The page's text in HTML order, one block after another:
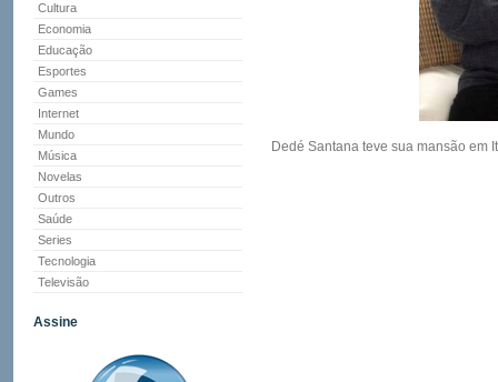
Cultura
Economia
Educação
Esportes
Games
Internet
Mundo
Música
Novelas
Outros
Saúde
Series
Tecnologia
Televisão
Assine
Dedé Santana teve sua mansão em